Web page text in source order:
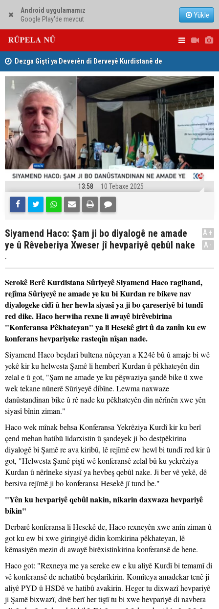
Android uygulamamız
Google Play'de mevcut
Yükle
Dezga Giştî ya Deverên di Derveyê Kurdistanê de
gotinên parêzgere Kerkûkê Muhammed Saman red kir
13:58 10 Tebaxe 2025
Siyamend Haco: Şam ji bo diyalogê ne amade
ye û Rêveberiya Xweser jî hevpariyê qebûl nake
.
A+
A-
Serokê Berê Kurdistana Sûriyeyê Siyamend Haco ragihand,
rejîma Sûriyeyê ne amade ye ku bi Kurdan re bikeve nav
diyalogeke cidî û her hewla siyasî ya ji bo çareseriyê bi tundî
red dike. Haco herwiha rexne li awayê birêvebirina
"Konferansa Pêkhateyan" ya li Hesekê girt û da zanîn ku ew
konferans hevpariyeke rasteqîn nîşan nade.
Siyamend Haco beşdarî bultena nûçeyan a K24ê bû û amaje bi wê
yekê kir ku helwesta Şamê li hemberî Kurdan û pêkhateyên din
zelal e û got, "Şam ne amade ye ku pêşwaziya şandê bike û xwe
wek tekane nûnerê Sûriyeyê dibîne. Lewma naxwaze
danûstandinan bike û rê nade ku pêkhateyên din nêrînên xwe yên
siyasî bînin ziman."
Haco wek mînak behsa Konferansa Yekrêziya Kurdî kir ku berî
çend mehan hatibû lidarxistin û şandeyek ji bo destpêkirina
diyalogê bi Şamê re ava kiribû, lê rejîmê ew hewl bi tundî red kir û
got, "Helwesta Şamê piştî wê konferansê zelal bû ku yekrêziya
Kurdan û nêrîneke siyasî ya hevbeş qebûl nake. Ji ber vê yekê, dê
bersiva rejîmê ji bo konferansa Hesekê jî tund be."
"Yên ku hevpariyê qebûl nakin, nikarin daxwaza hevpariyê
bikin"
Derbarê konferansa li Hesekê de, Haco rexneyên xwe anîn ziman û
got ku ew bi xwe giringiyê didin komkirina pêkhateyan, lê
kêmasiyên mezin di awayê birêxistinkirina konferansê de hene.
Haco got: "Rexneya me ya sereke ew e ku aliyê Kurdî bi temamî di
vê konferansê de nehatibû beşdarîkirin. Komîteya amadekar tenê ji
aliyê PYD û HSDê ve hatibû avakirin. Heger tu dixwazî hevpariyê
ji Şamê bixwazî, divê berî her tiştî tu bi xwe hevpariyê di navbera